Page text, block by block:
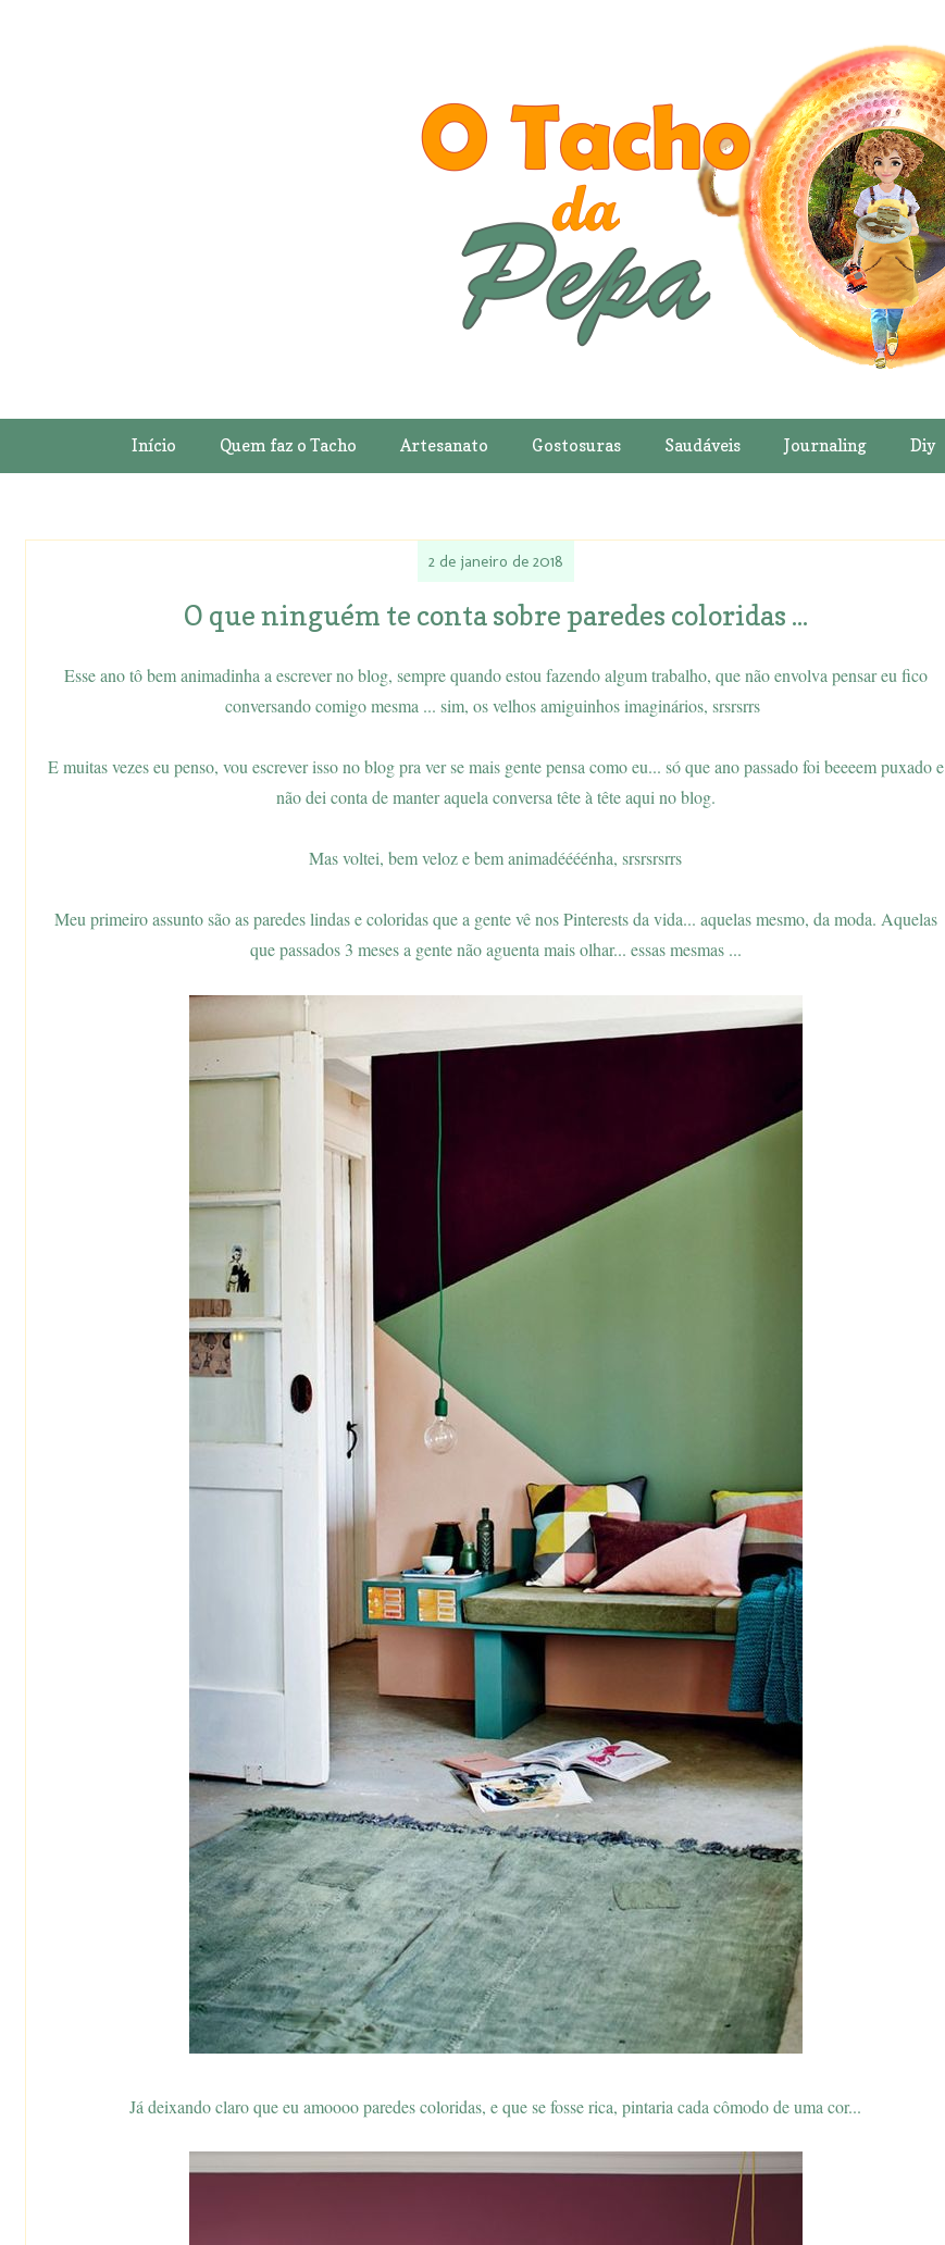
Início Quem faz o Tacho Artesanato Gostosuras Saudáveis Journaling Diy
2 de janeiro de 2018
O que ninguém te conta sobre paredes coloridas ...
Esse ano tô bem animadinha a escrever no blog, sempre quando estou fazendo algum trabalho, que não envolva pensar eu fico
conversando comigo mesma ... sim, os velhos amiguinhos imaginários, srsrsrrs
E muitas vezes eu penso, vou escrever isso no blog pra ver se mais gente pensa como eu... só que ano passado foi beeeem puxado e
não dei conta de manter aquela conversa tête à tête aqui no blog.
Mas voltei, bem veloz e bem animadéééénha, srsrsrsrrs
Meu primeiro assunto são as paredes lindas e coloridas que a gente vê nos Pinterests da vida... aquelas mesmo, da moda. Aquelas
que passados 3 meses a gente não aguenta mais olhar... essas mesmas ...
Já deixando claro que eu amoooo paredes coloridas, e que se fosse rica, pintaria cada cômodo de uma cor...